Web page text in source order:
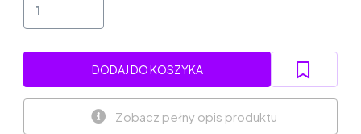
DODAJ DO KOSZYKA
Zobacz pełny opis produktu